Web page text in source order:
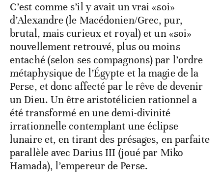
C’est comme s’il y avait un vrai «soi»
d’Alexandre (le Macédonien/Grec, pur,
brutal, mais curieux et royal) et un «soi»
nouvellement retrouvé, plus ou moins
entaché (selon ses compagnons) par l’ordre
métaphysique de l’Égypte et la magie de la
Perse, et donc affecté par le rêve de devenir
un Dieu. Un être aristotélicien rationnel a
été transformé en une demi-divinité
irrationnelle contemplant une éclipse
lunaire et, en tirant des présages, en parfaite
parallèle avec Darius III (joué par Miko
Hamada), l’empereur de Perse.